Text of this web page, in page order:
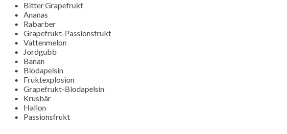
Bitter Grapefrukt
Ananas
Rabarber
Grapefrukt-Passionsfrukt
Vattenmelon
Jordgubb
Banan
Blodapelsin
Fruktexplosion
Grapefrukt-Blodapelsin
Krusbär
Hallon
Passionsfrukt